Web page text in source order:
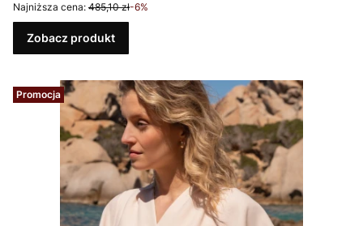
Najniższa cena: 485,10 zł-6%
Zobacz produkt
Promocja